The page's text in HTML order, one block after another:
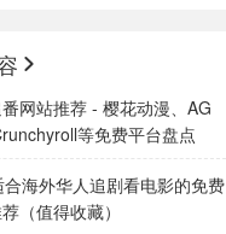
网站推荐 - 樱花动漫、AG
等免费平台盘点
海外华人追剧看电影的免费
（值得收藏）